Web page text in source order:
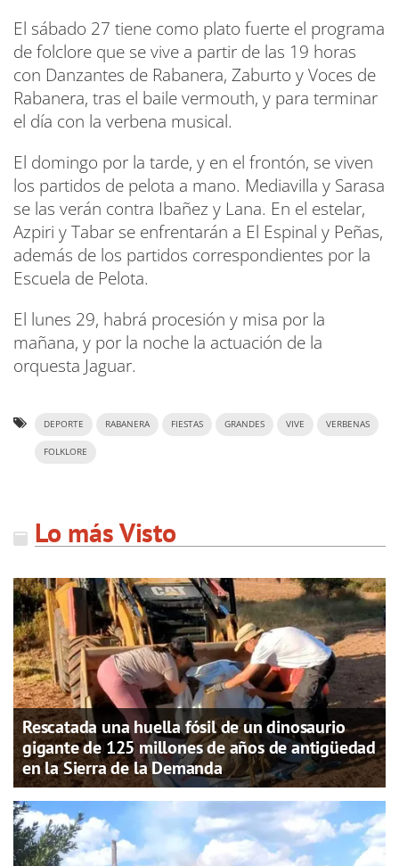
El sábado 27 tiene como plato fuerte el programa
de folclore que se vive a partir de las 19 horas
con Danzantes de Rabanera, Zaburto y Voces de
Rabanera, tras el baile vermouth, y para terminar
el día con la verbena musical.
El domingo por la tarde, y en el frontón, se viven
los partidos de pelota a mano. Mediavilla y Sarasa
se las verán contra Ibañez y Lana. En el estelar,
Azpiri y Tabar se enfrentarán a El Espinal y Peñas,
además de los partidos correspondientes por la
Escuela de Pelota.
El lunes 29, habrá procesión y misa por la
mañana, y por la noche la actuación de la
orquesta Jaguar.
DEPORTE RABANERA FIESTAS GRANDES VIVE VERBENAS
FOLKLORE
Lo más Visto
Rescatada una huella fósil de un dinosaurio
gigante de 125 millones de años de antigüedad
en la Sierra de la Demanda